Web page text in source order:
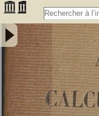
Applications du calcul
géométrie, de
un résumé des
Auteur